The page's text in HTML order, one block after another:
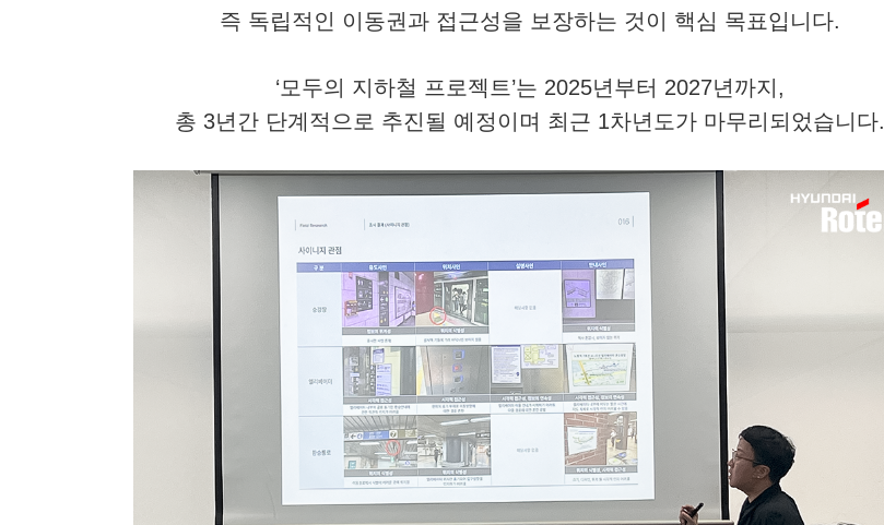
즉 독립적인 이동권과 접근성을 보장하는 것이 핵심 목표입니다.
‘모두의 지하철 프로젝트’는 2025년부터 2027년까지,
총 3년간 단계적으로 추진될 예정이며 최근 1차년도가 마무리되었습니다.